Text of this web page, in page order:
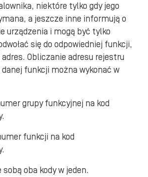
niektóre tylko gdy jego
a jeszcze inne informują o
urządzenia i mogą być tylko
się do odpowiedniej funkcji,
Obliczanie adresu rejestru
funkcji można wykonać w
grupy funkcyjnej na kod
funkcji na kod
oba kody w jeden.